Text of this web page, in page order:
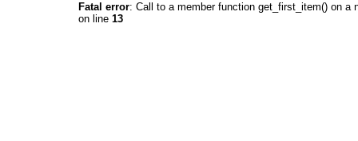
Fatal error: Call to a member function get_first_item() on a
on line13